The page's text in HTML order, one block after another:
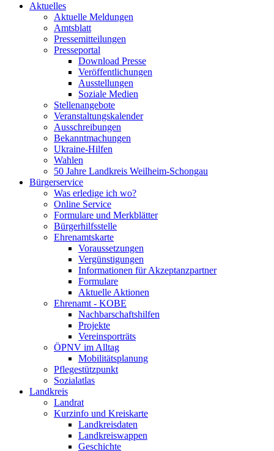
Aktuelles
Aktuelle Meldungen
Amtsblatt
Pressemitteilungen
Presseportal
Download Presse
Veröffentlichungen
Ausstellungen
Soziale Medien
Stellenangebote
Veranstaltungskalender
Ausschreibungen
Bekanntmachungen
Ukraine-Hilfen
Wahlen
50 Jahre Landkreis Weilheim-Schongau
Bürgerservice
Was erledige ich wo?
Online Service
Formulare und Merkblätter
Bürgerhilfsstelle
Ehrenamtskarte
Voraussetzungen
Vergünstigungen
Informationen für Akzeptanzpartner
Formulare
Aktuelle Aktionen
Ehrenamt - KOBE
Nachbarschaftshilfen
Projekte
Vereinsporträts
ÖPNV im Alltag
Mobilitätsplanung
Pflegestützpunkt
Sozialatlas
Landkreis
Landrat
Kurzinfo und Kreiskarte
Landkreisdaten
Landkreiswappen
Geschichte